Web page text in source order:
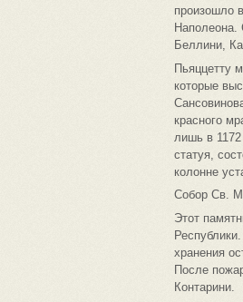
произошло
Наполеона.
Беллини,
Пьяццетту
которые
красного
лишь в 1172
статуя,
колонне
Собор Св.
Этот
хранения
После
Контарини.